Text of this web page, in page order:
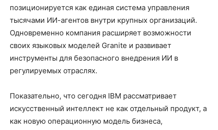
позиционируется как единая система управления
тысячами ИИ-агентов внутри крупных организаций.
Одновременно компания расширяет возможности
своих языковых моделей Granite и развивает
инструменты для безопасного внедрения ИИ в
регулируемых отраслях.
Показательно, что сегодня IBM рассматривает
искусственный интеллект не как отдельный продукт, а
как новую операционную модель бизнеса,